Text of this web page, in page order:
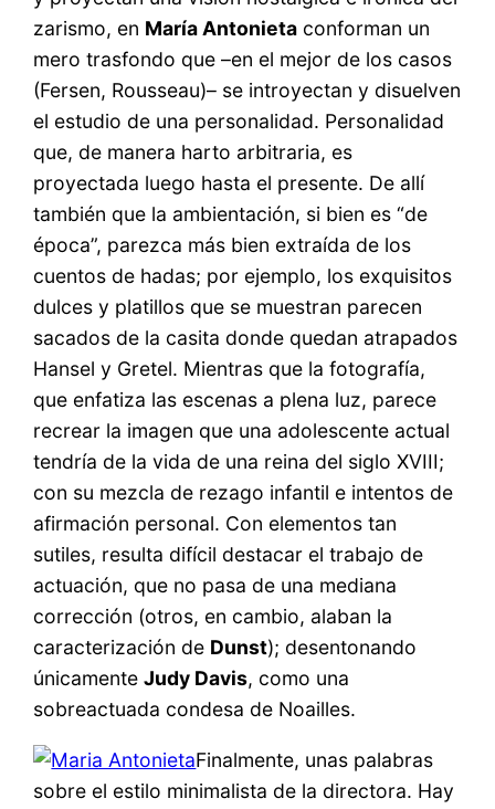
zarismo, en María Antonieta conforman un
mero trasfondo que –en el mejor de los casos
(Fersen, Rousseau)– se introyectan y disuelven
el estudio de una personalidad. Personalidad
que, de manera harto arbitraria, es
proyectada luego hasta el presente. De allí
también que la ambientación, si bien es “de
época”, parezca más bien extraída de los
cuentos de hadas; por ejemplo, los exquisitos
dulces y platillos que se muestran parecen
sacados de la casita donde quedan atrapados
Hansel y Gretel. Mientras que la fotografía,
que enfatiza las escenas a plena luz, parece
recrear la imagen que una adolescente actual
tendría de la vida de una reina del siglo XVIII;
con su mezcla de rezago infantil e intentos de
afirmación personal. Con elementos tan
sutiles, resulta difícil destacar el trabajo de
actuación, que no pasa de una mediana
corrección (otros, en cambio, alaban la
caracterización de Dunst); desentonando
únicamenteJudy Davis, como una
sobreactuada condesa de Noailles.
Finalmente, unas palabras
sobre el estilo minimalista de la directora. Hay